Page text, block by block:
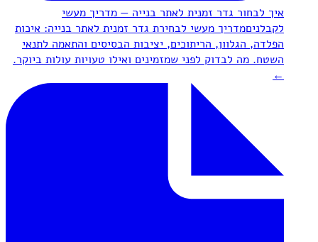
איך לבחור גדר זמנית לאתר בנייה — מדריך מעשי
לקבלניםמדריך מעשי לבחירת גדר זמנית לאתר בנייה: איכות
הפלדה, הגלוון, הריתוכים, יציבות הבסיסים והתאמה לתנאי
השטח. מה לבדוק לפני שמזמינים ואילו טעויות עולות ביוקר.
←